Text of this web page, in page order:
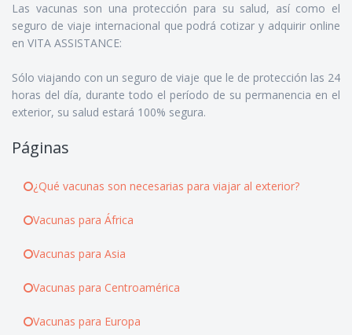
Las vacunas son una protección para su salud, así como el
seguro de viaje internacional que podrá cotizar y adquirir online
en VITA ASSISTANCE:
Sólo viajando con un seguro de viaje que le de protección las 24
horas del día, durante todo el período de su permanencia en el
exterior, su salud estará 100% segura.
Páginas
¿Qué vacunas son necesarias para viajar al exterior?
Vacunas para África
Vacunas para Asia
Vacunas para Centroamérica
Vacunas para Europa